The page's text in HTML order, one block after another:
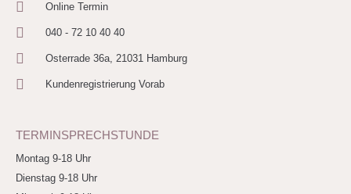
Online Termin
040 - 72 10 40 40
Osterrade 36a, 21031 Hamburg
Kundenregistrierung Vorab
TERMINSPRECHSTUNDE
Montag 9-18 Uhr
Dienstag 9-18 Uhr